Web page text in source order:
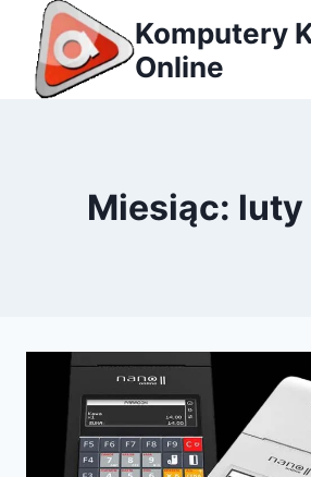
Przejdź
treści
Komputery
Online
Miesiąc: